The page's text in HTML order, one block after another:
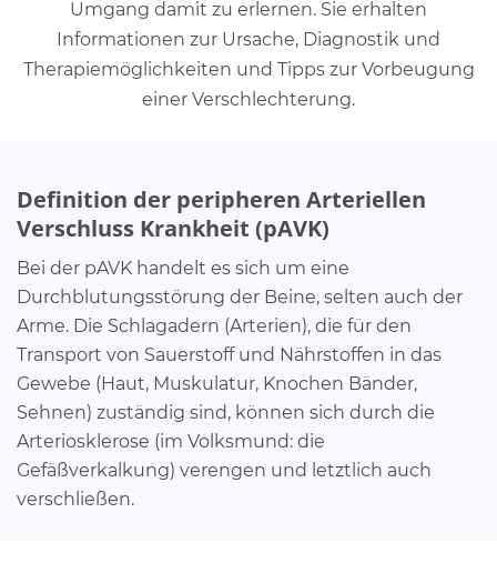
Umgang damit zu erlernen. Sie erhalten
Informationen zur Ursache, Diagnostik und
Therapiemöglichkeiten und Tipps zur Vorbeugung
einer Verschlechterung.
Definition der peripheren Arteriellen
Verschluss Krankheit (pAVK)
Bei der pAVK handelt es sich um eine
Durchblutungsstörung der Beine, selten auch der
Arme. Die Schlagadern (Arterien), die für den
Transport von Sauerstoff und Nährstoffen in das
Gewebe (Haut, Muskulatur, Knochen Bänder,
Sehnen) zuständig sind, können sich durch die
Arteriosklerose (im Volksmund: die
Gefäßverkalkung) verengen und letztlich auch
verschließen.